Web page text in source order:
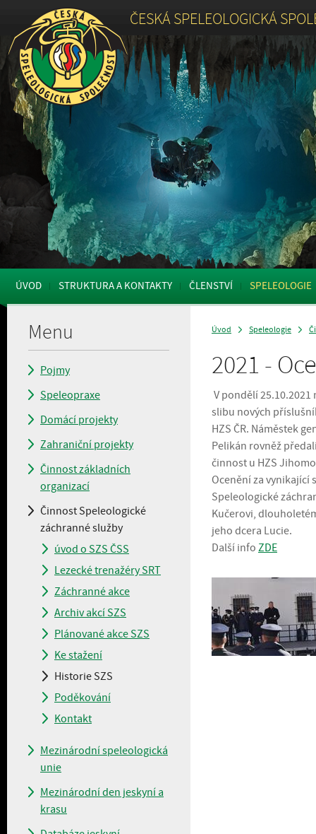
ČESKÁ SPELEOLOGICKÁ
ÚVOD STRUKTURA A KONTAKTY ČLENSTVÍ SPELEOLOGIE
Menu
Pojmy
Speleopraxe
Domácí projekty
Zahraniční projekty
Činnost základních
organizací
Činnost Speleologické
záchranné služby
úvod o SZS ČSS
Lezecké trenažéry SRT
Záchranné akce
Archiv akcí SZS
Plánované akce SZS
Ke stažení
Historie SZS
Poděkování
Kontakt
Mezinárodní speleologická
unie
Mezinárodní den jeskyní a
krasu
Úvod Speleologie
2021 -
V pondělí
slibu nových
HZS ČR. Náměstek
Pelikán rovněž
činnost u HZS
Ocenění za vynikající
Speleologické
Kučerovi,
jeho dcera Lucie.
Další info ZDE